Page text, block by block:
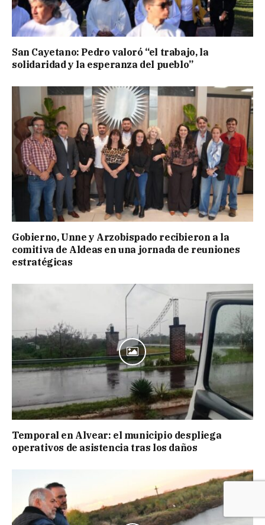
San Cayetano: Pedro valoró “el trabajo, la
solidaridad y la esperanza del pueblo”
Gobierno, Unne y Arzobispado recibieron a la
comitiva de Aldeas en una jornada de reuniones
estratégicas
Temporal en Alvear: el municipio despliega
operativos de asistencia tras los daños